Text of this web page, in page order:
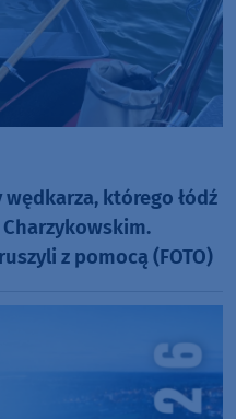
którego łódź
Charzykowskim.
z pomocą (FOTO)